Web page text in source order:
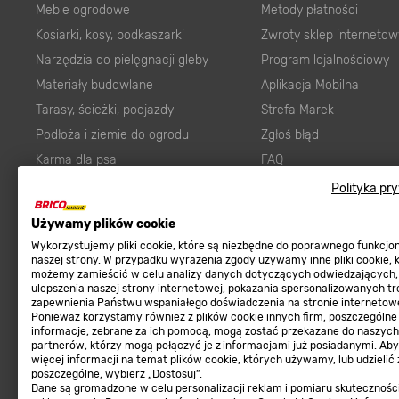
Polityka
Używamy plików cookie
Wykorzystujemy pliki cookie, które są niezbędne do poprawnego
naszej strony. W przypadku wyrażenia zgody używamy inne pliki cookie,
możemy zamieścić w celu analizy danych dotyczących odwiedzających,
ulepszenia naszej strony internetowej, pokazania spersonalizowanych
zapewnienia Państwu wspaniałego doświadczenia na stronie
Ponieważ korzystamy również z plików cookie innych firm, poszczególne
informacje, zebrane za ich pomocą, mogą zostać przekazane do naszych
partnerów, którzy mogą połączyć je z informacjami już posiadanymi.
więcej informacji na temat plików cookie, których używamy, lub udzielić
poszczególne, wybierz „Dostosuj”.
Dane są gromadzone w celu personalizacji reklam i pomiaru
Meble ogrodowe
Kosiarki, kosy, podkaszarki
Narzędzia do pielęgnacji gleby
Materiały budowlane
Tarasy, ścieżki, podjazdy
Podłoża i ziemie do ogrodu
Karma dla psa
Farby wewnętrzne białe
Elektryka
Panele
Elektronarzędzia
Płytki
Panele podłogowe
Płyty OSB/HDF
Grabie do ogrodu
Metody płatności
Zwroty sklep
Program lojalnościowy
Aplikacja Mobilna
Strefa Marek
Zgłoś błąd
FAQ
Prawny obowiązek
Regulaminy
Regulaminy
Polityka prywatności